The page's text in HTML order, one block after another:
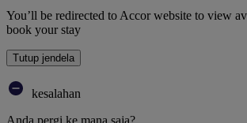
You’ll be redirected to Accor website to view
book your stay
Tutup jendela
kesalahan
Anda pergi ke mana saja?